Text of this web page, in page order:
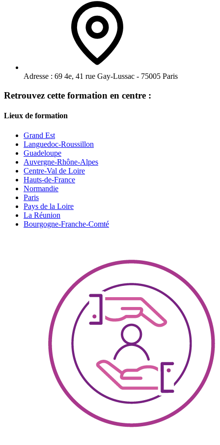
Adresse : 69 4e, 41 rue Gay-Lussac - 75005 Paris
Retrouvez cette formation en centre :
Lieux de formation
Grand Est
Languedoc-Roussillon
Guadeloupe
Auvergne-Rhône-Alpes
Centre-Val de Loire
Hauts-de-France
Normandie
Paris
Pays de la Loire
La Réunion
Bourgogne-Franche-Comté